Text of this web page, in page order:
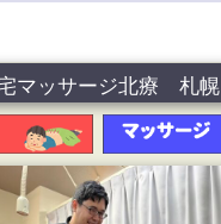
マッサージ北療 札幌